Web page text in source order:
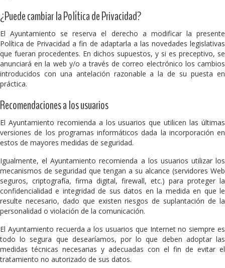
¿Puede cambiar la Política de Privacidad?
El Ayuntamiento se reserva el derecho a modificar la presente
Política de Privacidad a fin de adaptarla a las novedades legislativas
que fueran procedentes. En dichos supuestos, y si es preceptivo, se
anunciará en la web y/o a través de correo electrónico los cambios
introducidos con una antelación razonable a la de su puesta en
práctica.
Recomendaciones a los usuarios
El Ayuntamiento recomienda a los usuarios que utilicen las últimas
versiones de los programas informáticos dada la incorporación en
estos de mayores medidas de seguridad.
Igualmente, el Ayuntamiento recomienda a los usuarios utilizar los
mecanismos de seguridad que tengan a su alcance (servidores Web
seguros, criptografía, firma digital, firewall, etc.) para proteger la
confidencialidad e integridad de sus datos en la medida en que le
resulte necesario, dado que existen riesgos de suplantación de la
personalidad o violación de la comunicación.
El Ayuntamiento recuerda a los usuarios que Internet no siempre es
todo lo segura que desearíamos, por lo que deben adoptar las
medidas técnicas necesarias y adecuadas con el fin de evitar el
tratamiento no autorizado de sus datos.